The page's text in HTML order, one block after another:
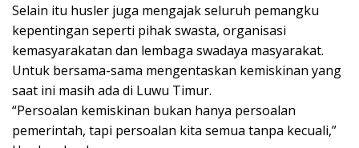
Selain itu husler juga mengajak seluruh pemangku
kepentingan seperti pihak swasta, organisasi
kemasyarakatan dan lembaga swadaya masyarakat.
Untuk bersama-sama mengentaskan kemiskinan yang
saat ini masih ada di Luwu Timur.
“Persoalan kemiskinan bukan hanya persoalan
pemerintah, tapi persoalan kita semua tanpa kecuali,”